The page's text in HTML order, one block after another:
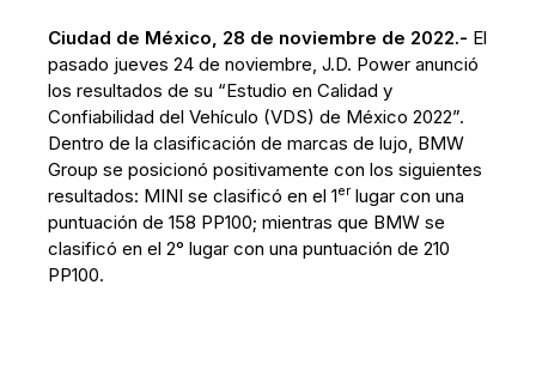
Ciudad de México, 28 de noviembre de 2022.- El
pasado jueves 24 de noviembre, J.D. Power anunció
los resultados de su “Estudio en Calidad y
Confiabilidad del Vehículo (VDS) de México 2022”.
Dentro de la clasificación de marcas de lujo, BMW
Group se posicionó positivamente con los siguientes
resultados: MINI se clasificó en el 1erlugar con una
puntuación de 158 PP100; mientras que BMW se
clasificó en el 2° lugar con una puntuación de 210
PP100.